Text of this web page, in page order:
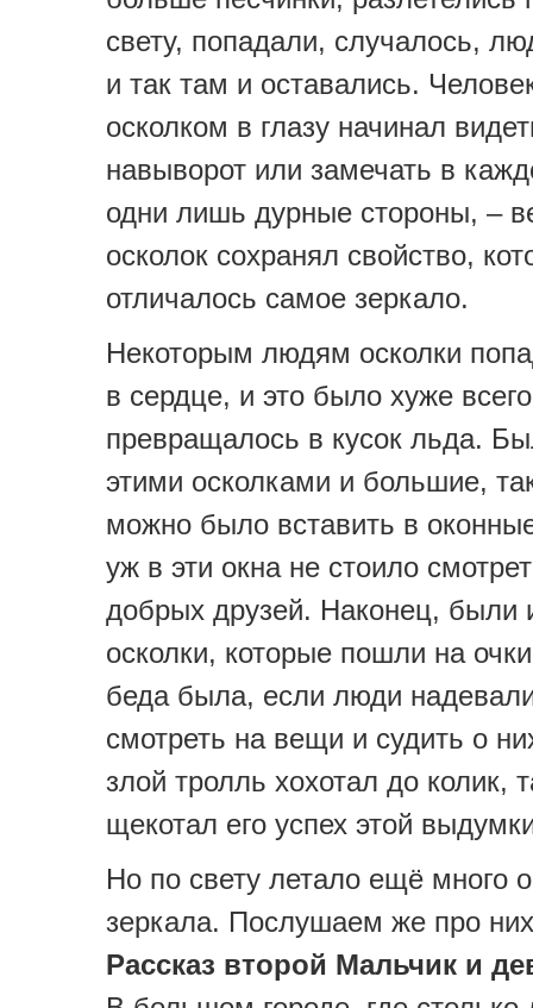
свету, попадали, случалось,
и так там и оставались.
осколком в глазу начинал
навыворот или замечать в
одни лишь дурные стороны, –
осколок сохранял свойство,
отличалось самое зеркало.
Некоторым людям осколки
в сердце, и это было хуже
превращалось в кусок льда.
этими осколками и большие,
можно было вставить в
уж в эти окна не стоило
добрых друзей. Наконец, были
осколки, которые пошли на
беда была, если люди
смотреть на вещи и судить о
злой тролль хохотал до колик,
щекотал его успех этой
Но по свету летало ещё много
зеркала. Послушаем же про
Рассказ второй Мальчик и